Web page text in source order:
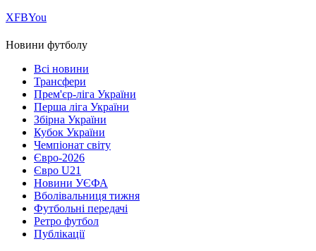
ХFBYou
Новини футболу
Всі новини
Трансфери
Прем'єр-ліга України
Перша ліга України
Збірна України
Кубок України
Чемпіонат світу
Євро-2026
Євро U21
Новини УЄФА
Вболівальниця тижня
Футбольні передачі
Ретро футбол
Публікації